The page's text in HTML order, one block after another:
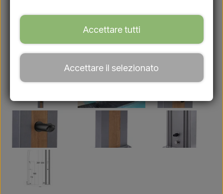
Accettare tutti
Accettare il selezionato